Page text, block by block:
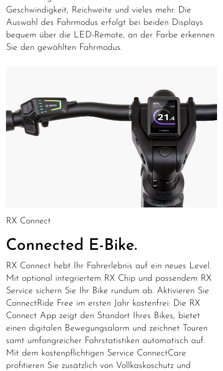
Geschwindigkeit, Reichweite und vieles mehr. Die
Auswahl des Fahrmodus erfolgt bei beiden Displays
bequem über die LED-Remote, an der Farbe erkennen
Sie den gewählten Fahrmodus.
RX Connect
Connected E-Bike.
RX Connect hebt Ihr Fahrerlebnis auf ein neues Level.
Mit optional integriertem RX Chip und passendem RX
Service sichern Sie Ihr Bike rundum ab. Aktivieren Sie
ConnectRide Free im ersten Jahr kostenfrei: Die RX
Connect App zeigt den Standort Ihres Bikes, bietet
einen digitalen Bewegungsalarm und zeichnet Touren
samt umfangreicher Fahrstatistiken automatisch auf.
Mit dem kostenpflichtigen Service ConnectCare
profitieren Sie zusätzlich von Vollkaskoschutz und